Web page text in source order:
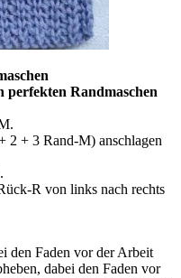
perfekten Randmaschen
2 + 3 Rand-M) anschlagen
R von links nach rechts
den Faden vor der Arbeit
dabei den Faden vor